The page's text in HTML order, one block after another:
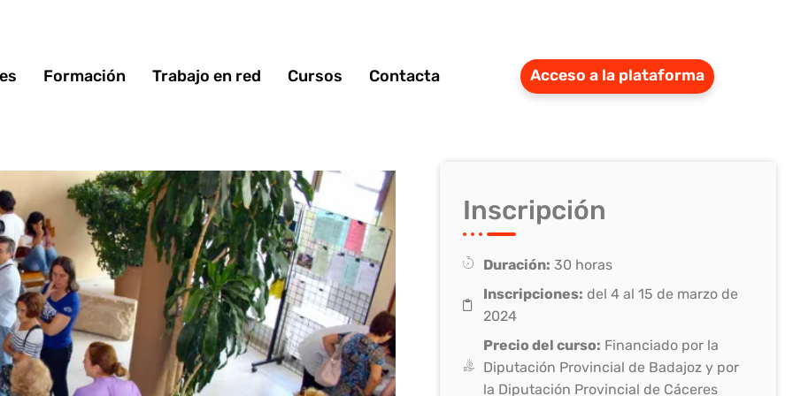
Formación Trabajo en red Cursos Contacta Acceso a la plataforma
Inscripción
Duración: 30 horas
Inscripciones: del 4 al 15 de marzo de
2024
Precio del curso: Financiado por la
Diputación Provincial de Badajoz y por
la Diputación Provincial de Cáceres